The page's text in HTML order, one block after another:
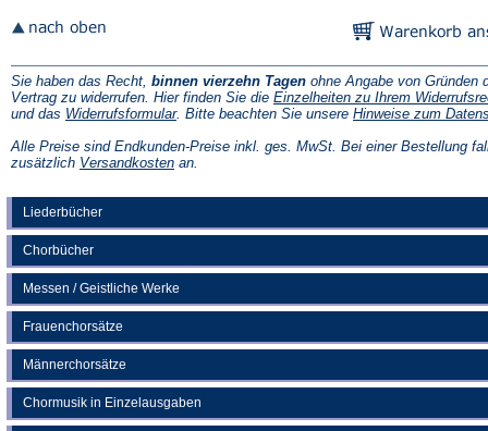
Liederbücher
Chorbücher
Messen / Geistliche Werke
Frauenchorsätze
Männerchorsätze
Chormusik in Einzelausgaben
Sie haben das Recht, binnen vierzehn Tagen ohne Angabe von Gründen
Vertrag zu widerrufen. Hier finden Sie die Einzelheiten zu Ihrem
und das Widerrufsformular(Öffnet
einem
neuen
. Bitte beachten Sie unsere Hinweise zum
Alle Preise sind Endkunden-Preise inkl. ges. MwSt. Bei einer Bestellung
zusätzlich Versandkosten(Öffnet
an.